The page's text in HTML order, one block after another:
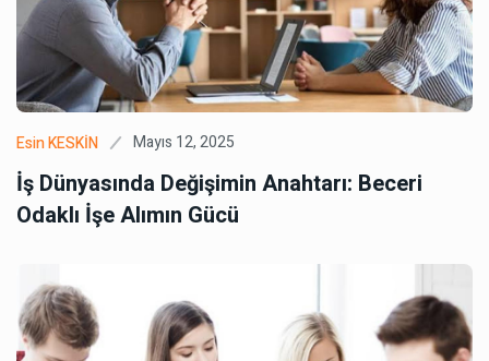
Esin KESKİN Mayıs 12, 2025
İş Dünyasında Değişimin Anahtarı: Beceri
Odaklı İşe Alımın Gücü